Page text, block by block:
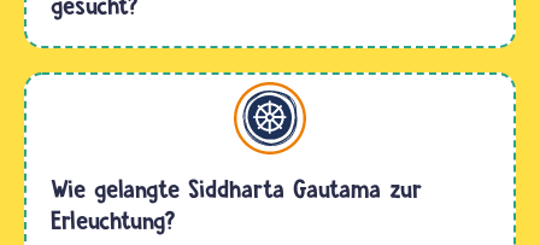
Wie gelangte Siddharta Gautama zur
Erleuchtung?